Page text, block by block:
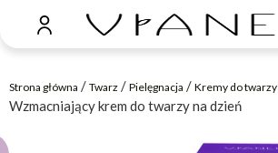
Strona główna / Twarz / Pielęgnacja / Kremy do twarzy
Wzmacniający krem do twarzy na dzień